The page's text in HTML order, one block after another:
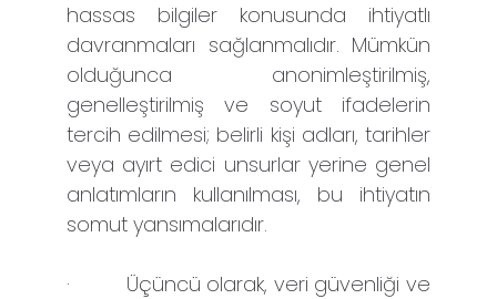
hassas bilgiler konusunda ihtiyatlı
davranmaları sağlanmalıdır. Mümkün
olduğunca anonimleştirilmiş,
genelleştirilmiş ve soyut ifadelerin
tercih edilmesi; belirli kişi adları, tarihler
veya ayırt edici unsurlar yerine genel
anlatımların kullanılması, bu ihtiyatın
somut yansımalarıdır.
· Üçüncü olarak, veri güvenliği ve